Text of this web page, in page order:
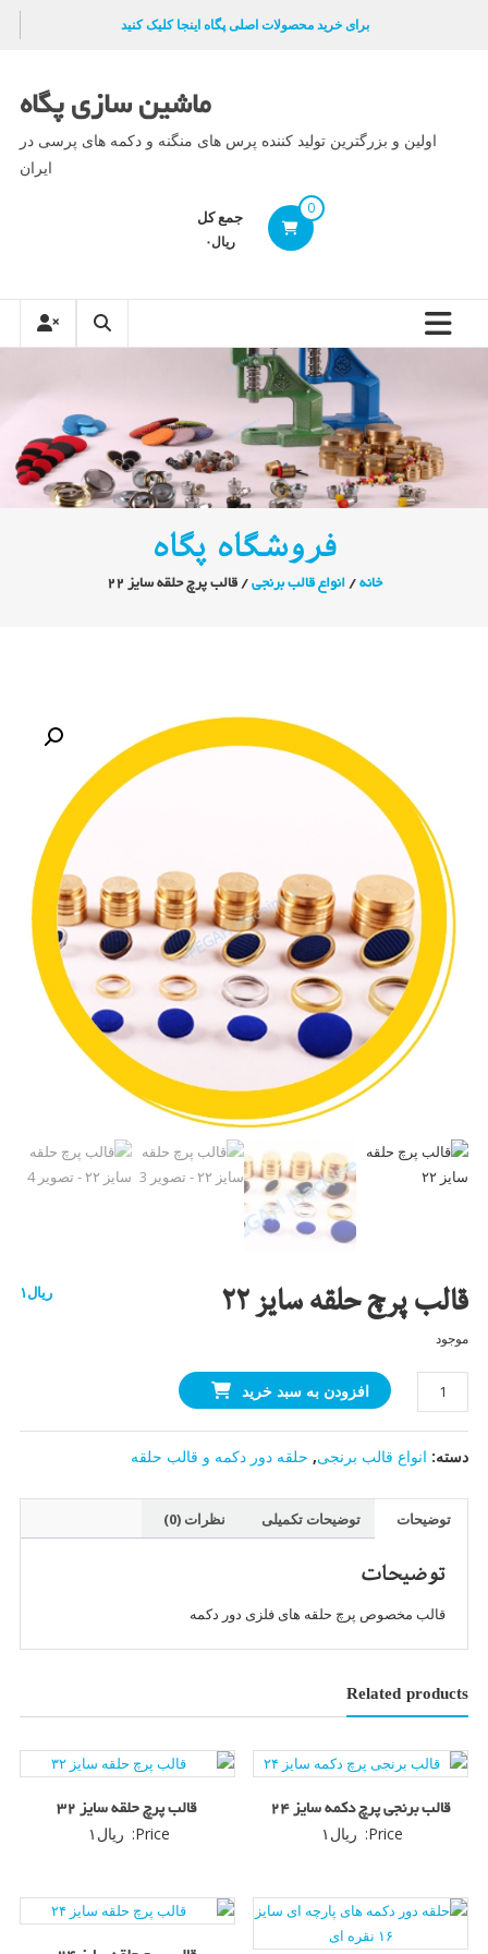
برای خرید محصولات اصلی پگاه اینجا کلیک کنید
ماشین سازی پگاه
اولین و بزرگترین تولید کننده پرس های منگنه و دکمه های پرسی در
ایران
0 جمع کل
ریال۰
فروشگاه پگاه
خانه /انواع قالب برنجی / قالب پرچ حلقه سایز ۲۲
قالب پرچ حلقه سایز ۲۲ ریال۱
موجود
قالب
پرچ
حلقه
سایز
افزودن به سبد خرید
دسته: انواع قالب برنجی, حلقه دور دکمه و قالب حلقه
توضیحات توضیحات تکمیلی نظرات (0)
توضیحات
قالب مخصوص پرچ حلقه های فلزی دور دکمه
Related products
قالب برنجی پرچ دکمه سایز ۲۴
Price: ریال ۱
قالب پرچ حلقه سایز ۳۲
Price: ریال ۱